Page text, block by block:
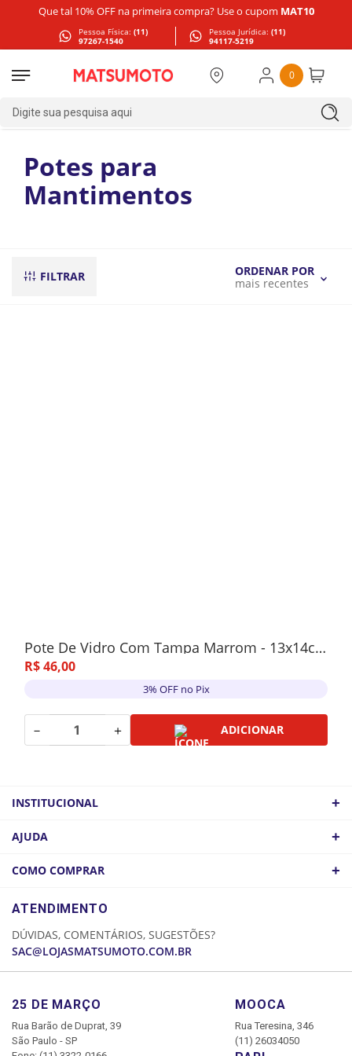
Que tal 10% OFF na primeira compra? Use o cupom MAT10
Pessoa Física: (11)
97267-1540
Pessoa Jurídica: (11)
94117-5219
0
Digite sua pesquisa aqui
Potes para
Mantimentos
FILTRAR
ORDENAR POR
mais recentes
Pote De Vidro Com Tampa Marrom - 13x14cm
R$46,00
3% OFF no Pix
－ ＋ ADICIONAR
INSTITUCIONAL +
COMO CHEGAR
AJUDA +
COMO COMPRAR +
CADASTRE-SE
MINHA CONTA
MEUS PEDIDOS
ATENDIMENTO
DÚVIDAS, COMENTÁRIOS, SUGESTÕES?
SAC@LOJASMATSUMOTO.COM.BR
25 DE MARÇO
Rua Barão de Duprat, 39
São Paulo - SP
MOOCA
Rua Teresina, 346
(11) 26034050